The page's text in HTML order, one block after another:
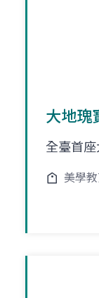
大地瑰
全臺首
美學